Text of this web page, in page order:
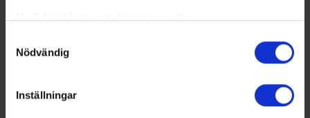
som kan ha en noggrannhet på upp till flera meter
Ta reda på mer om hur dina personliga uppgifter
Nödvändig
Inställningar